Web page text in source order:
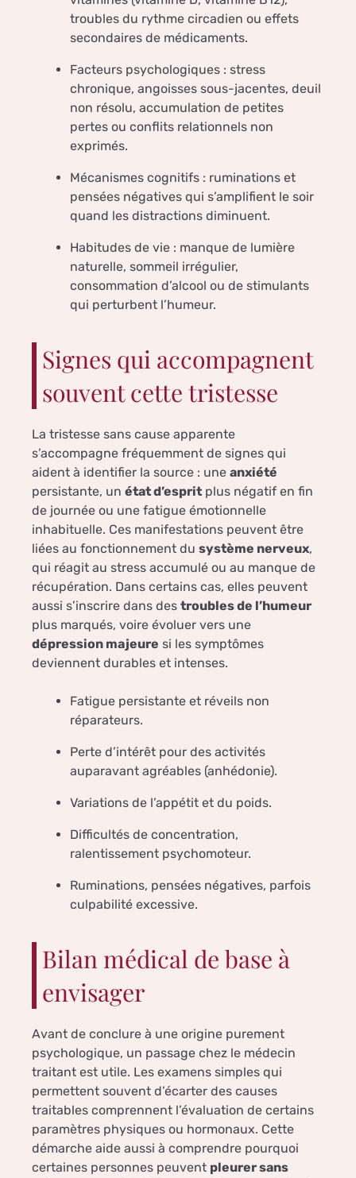
troubles du rythme circadien ou effets
secondaires de médicaments.
Facteurs psychologiques : stress
chronique, angoisses sous-jacentes, deuil
non résolu, accumulation de petites
pertes ou conflits relationnels non
exprimés.
Mécanismes cognitifs : ruminations et
pensées négatives qui s’amplifient le soir
quand les distractions diminuent.
Habitudes de vie : manque de lumière
naturelle, sommeil irrégulier,
consommation d’alcool ou de stimulants
qui perturbent l’humeur.
Signes qui accompagnent
souvent cette tristesse
La tristesse sans cause apparente
s’accompagne fréquemment de signes qui
aident à identifier la source : une anxiété
persistante, un état d’esprit plus négatif en fin
de journée ou une fatigue émotionnelle
inhabituelle. Ces manifestations peuvent être
liées au fonctionnement du système nerveux,
qui réagit au stress accumulé ou au manque de
récupération. Dans certains cas, elles peuvent
aussi s’inscrire dans des troubles de l’humeur
plus marqués, voire évoluer vers une
dépression majeure si les symptômes
deviennent durables et intenses.
Fatigue persistante et réveils non
réparateurs.
Perte d’intérêt pour des activités
auparavant agréables (anhédonie).
Variations de l’appétit et du poids.
Difficultés de concentration,
ralentissement psychomoteur.
Ruminations, pensées négatives, parfois
culpabilité excessive.
Bilan médical de base à
envisager
Avant de conclure à une origine purement
psychologique, un passage chez le médecin
traitant est utile. Les examens simples qui
permettent souvent d’écarter des causes
traitables comprennent l’évaluation de certains
paramètres physiques ou hormonaux. Cette
démarche aide aussi à comprendre pourquoi
certaines personnes peuvent pleurer sans